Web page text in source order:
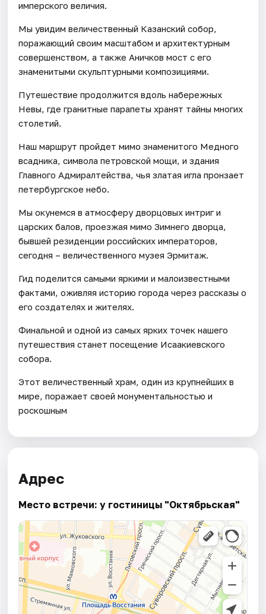
имперского величия.
Мы увидим величественный Казанский собор,
поражающий своим масштабом и архитектурным
совершенством, а также Аничков мост с его
знаменитыми скульптурными композициями.
Путешествие продолжится вдоль набережных
Невы, где гранитные парапеты хранят тайны многих
столетий.
Наш маршрут пройдет мимо знаменитого Медного
всадника, символа петровской мощи, и здания
Главного Адмиралтейства, чья златая игла пронзает
петербургское небо.
Мы окунемся в атмосферу дворцовых интриг и
царских балов, проезжая мимо Зимнего дворца,
бывшей резиденции российских императоров,
сегодня – величественного музея Эрмитаж.
Гид поделится самыми яркими и малоизвестными
фактами, оживляя историю города через рассказы о
его создателях и жителях.
Финальной и одной из самых ярких точек нашего
путешествия станет посещение Исаакиевского
собора.
Этот величественный храм, один из крупнейших в
мире, поражает своей монументальностью и
роскошным
Адрес
Место встречи: у гостиницы "Октябрьская"